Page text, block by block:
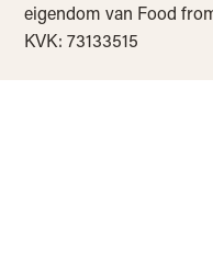
eigendom van Food
KVK: 73133515